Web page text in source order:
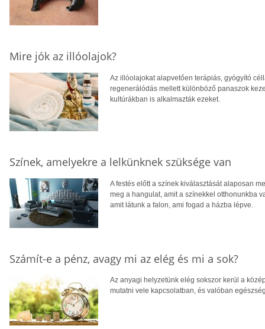
Mire jók az illóolajok?
Az illóolajokat alapvetően terápiás, gyógyító
regenerálódás mellett különböző panaszok
kultúrákban is alkalmazták ezeket.
Színek, amelyekre a lelkünknek szüksége van
A festés előtt a színek kiválasztását alaposan
meg a hangulat, amit a színekkel otthonunkba
amit látunk a falon, ami fogad a házba lépve.
Számít-e a pénz, avagy mi az elég és mi a sok?
Az anyagi helyzetünk elég sokszor kerül a
mutatni vele kapcsolatban, és valóban